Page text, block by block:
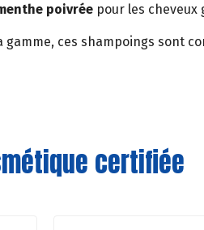
poivrée pour les cheveux
ces shampoings sont
certifiée